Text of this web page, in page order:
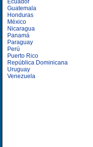
Ecuador
Guatemala
Honduras
México
Nicaragua
Panamá
Paraguay
Perú
Puerto Rico
República Dominicana
Uruguay
Venezuela